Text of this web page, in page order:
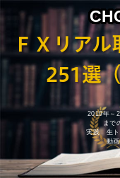
ＦＸリア
251選
2019年～
まで
実践 生ト
動画